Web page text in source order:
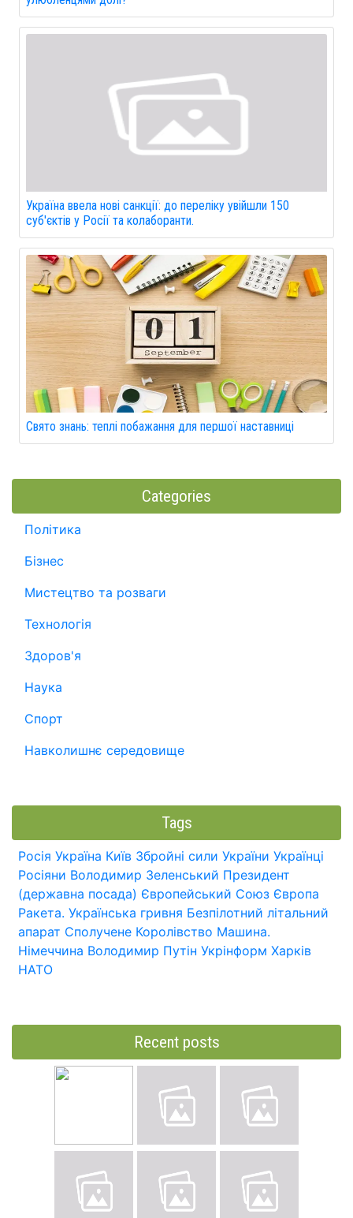
Україна ввела нові санкції: до переліку увійшли 150
суб'єктів у Росії та колаборанти.
Свято знань: теплі побажання для першої наставниці
Categories
Політика
Бізнес
Мистецтво та розваги
Технологія
Здоров'я
Наука
Спорт
Навколишнє середовище
Tags
Росія Україна Київ Збройні сили України Українці
Росіяни Володимир Зеленський Президент
(державна посада) Європейський Союз Європа
Ракета. Українська гривня Безпілотний літальний
апарат Сполучене Королівство Машина.
Німеччина Володимир Путін Укрінформ Харків
НАТО
Recent posts